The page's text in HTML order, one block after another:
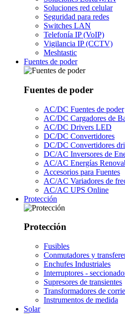
Soluciones red celular
Seguridad para redes
Switches LAN
Telefonía IP (VoIP)
Vigilancia IP (CCTV)
Meshtastic
Fuentes de poder
Fuentes de poder
AC/DC Fuentes de poder
AC/DC Cargadores de
AC/DC Drivers LED
DC/DC Convertidores
DC/DC Convertidores
DC/AC Inversores de
AC/AC Energías
Accesorios para Fuentes
AC/AC Variadores de
AC/AC UPS Online
Protección
Protección
Fusibles
Conmutadores y
Enchufes Industriales
Interruptores -
Supresores de transientes
Transformadores de
Instrumentos de medida
Solar